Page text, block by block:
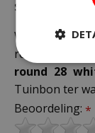
saucer round
Wij zijn
recensie
round 28
Tuinbon ter
Beoordeling: *